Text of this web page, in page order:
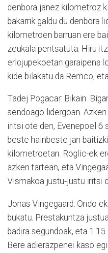
denbora janez kilometroz
bakarrik galdu du denbora
kilometroen barruan ere
zeukala pentsatuta. Hiru
erlojupekoetan garaipena
kide bilakatu da Remco,
Tadej Pogacar: Bikain.
sendoago lidergoan.
iritsi ote den, Evenepoel 6
beste hainbeste jan
kilometroetan. Roglic-ek
azken tartean, eta
Vismakoa justu-justu iritsi
Jonas Vingegaard: Ondo
bukatu. Prestakuntza
badira segundoak, eta
Bere adierazpenei kaso